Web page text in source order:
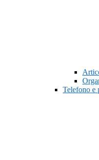
Telefono e